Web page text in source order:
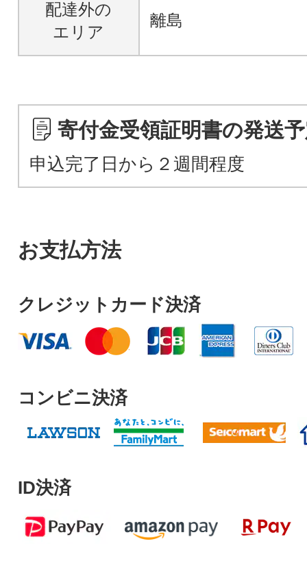
配達外の
エリア
離島
寄付金受領証明書の発送
申込完了日から２週間程度
お支払方法
クレジットカード決済
コンビニ決済
ID決済